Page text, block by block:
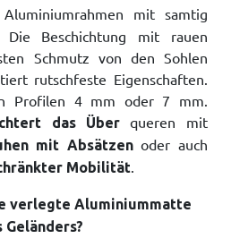
mit samtig
Beschichtung mit rauen
Schmutz von den Sohlen
rutschfeste Eigenschaften.
Profilen 4 mm oder 7 mm.
das Überqueren mit
mit Absätzenoder auch
Mobilität.
verlegte Aluminiummatte